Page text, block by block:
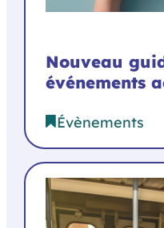
Nouveau
événements
Évènements